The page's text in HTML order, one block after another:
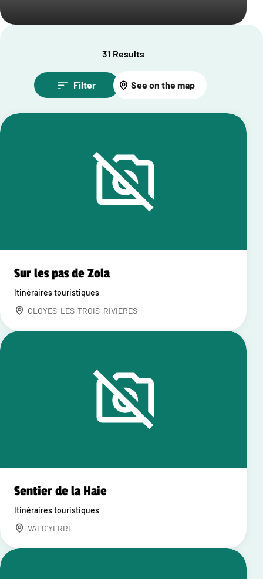
31 Results
Filter See on the map
Sur les pas de Zola
Itinéraires touristiques
CLOYES-LES-TROIS-RIVIÈRES
Sentier de la Haie
Itinéraires touristiques
VALD'YERRE